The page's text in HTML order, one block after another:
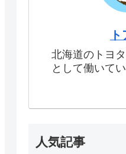
北海道のトヨ
として働いて
人気記事